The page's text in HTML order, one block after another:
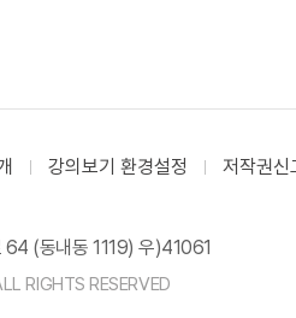
강의보기 환경설정 저작권신
64 (동내동 1119) 우)41061
RIGHTS RESERVED